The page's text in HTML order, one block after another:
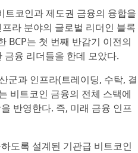
코인과 제도권 금융의 융합을
라 분야의 글로벌 리더인 블록
BCP는 첫 번째 반감기 이전의
융 리더들을 한데 모았다.
군과 인프라(트레이딩, 수탁, 결
비트코인 금융의 전체 스택에
반영한다. 즉, 미래 금융 인프
도록 설계된 기관급 비트코인